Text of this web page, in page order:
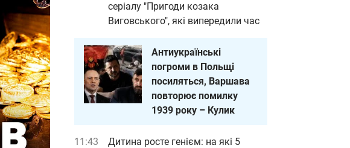
серіалу "Пригоди козака
Виговського", які випередили час
Антиукраїнські
погроми в Польщі
посиляться, Варшава
повторює помилку
1939 року – Кулик
11:43
Дитина росте генієм: на які 5